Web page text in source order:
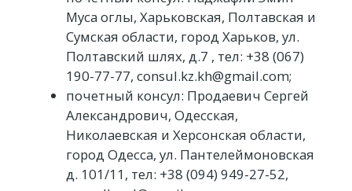
Муса оглы, Харьковская, Полтавская и
Сумская области, город Харьков, ул.
Полтавский шлях, д.7 , тел: +38 (067)
190-77-77, consul.kz.kh@gmail.com;
почетный консул: Продаевич Сергей
Александрович, Одесская,
Николаевская и Херсонская области,
город Одесса, ул. Пантелеймоновская
д. 101/11, тел: +38 (094) 949-27-52,